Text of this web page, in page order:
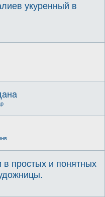
укуренный в
простых и понятных